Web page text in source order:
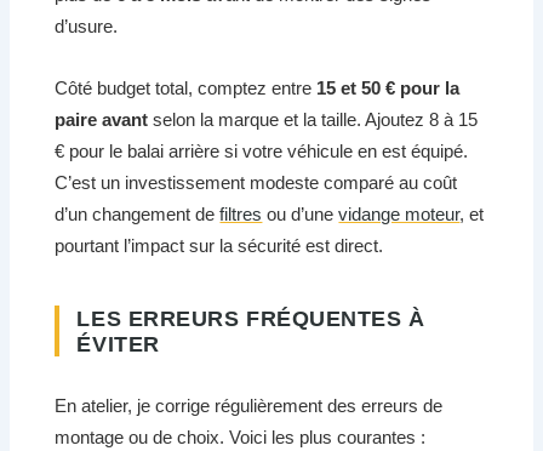
d’usure.
Côté budget total, comptez entre 15 et 50 € pour la
paire avant selon la marque et la taille. Ajoutez 8 à 15
€ pour le balai arrière si votre véhicule en est équipé.
C’est un investissement modeste comparé au coût
d’un changement defiltres ou d’unevidange moteur, et
pourtant l’impact sur la sécurité est direct.
LES ERREURS FRÉQUENTES À
ÉVITER
En atelier, je corrige régulièrement des erreurs de
montage ou de choix. Voici les plus courantes :